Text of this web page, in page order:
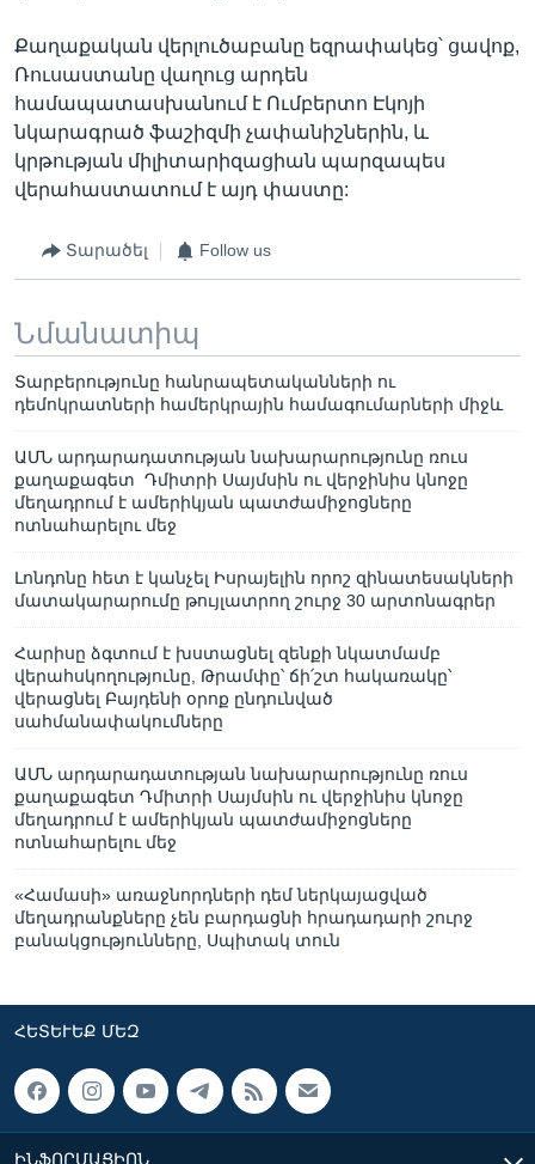
Քաղաքական վերլուծաբանը եզրափակեց՝ ցավոք,
Ռուսաստանը վաղուց արդեն
համապատասխանում է Ումբերտո Էկոյի
նկարագրած ֆաշիզմի չափանիշներին, և
կրթության միլիտարիզացիան պարզապես
վերահաստատում է այդ փաստը:
Տարածել Follow us
Նմանատիպ
Տարբերությունը հանրապետականների ու
դեմոկրատների համերկրային համագումարների միջև
ԱՄՆ արդարադատության նախարարությունը ռուս
քաղաքագետ Դմիտրի Սայմսին ու վերջինիս կնոջը
մեղադրում է ամերիկյան պատժամիջոցները
ոտնահարելու մեջ
Լոնդոնը հետ է կանչել Իսրայելին որոշ զինատեսակների
մատակարարումը թույլատրող շուրջ 30 արտոնագրեր
Հարիսը ձգտում է խստացնել զենքի նկատմամբ
վերահսկողությունը, Թրամփը՝ ճի՛շտ հակառակը՝
վերացնել Բայդենի օրոք ընդունված
սահմանափակումները
ԱՄՆ արդարադատության նախարարությունը ռուս
քաղաքագետ Դմիտրի Սայմսին ու վերջինիս կնոջը
մեղադրում է ամերիկյան պատժամիջոցները
ոտնահարելու մեջ
«Համասի» առաջնորդների դեմ ներկայացված
մեղադրանքները չեն բարդացնի հրադադարի շուրջ
բանակցությունները, Սպիտակ տուն
ՀԵՏԵՒԵՔ ՄԵԶ
ԻՆՖՈՐՄԱՑԻՈՆ